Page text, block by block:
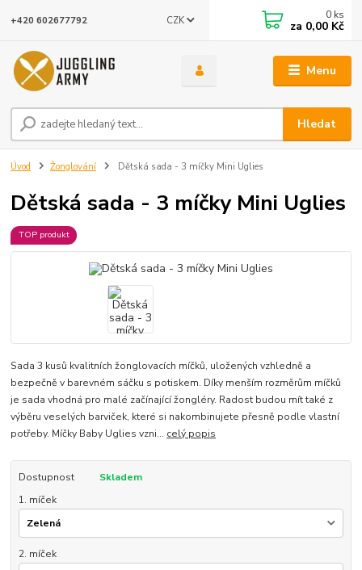
Menu
CZK
Hledat
+420 602677792 0 ks
za 0,00 Kč
Úvod Žonglování Dětská sada - 3 míčky Mini Uglies
Dětská sada - 3 míčky Mini Uglies
TOP produkt
Sada 3 kusů kvalitních žonglovacích míčků, uložených vzhledně a
bezpečně v barevném sáčku s potiskem. Díky menším rozměrům míčků
je sada vhodná pro malé začínající žongléry. Radost budou mít také z
výběru veselých barviček, které si nakombinujete přesně podle vlastní
potřeby. Míčky Baby Uglies vzni... celý popis
Dostupnost
Skladem
1. míček
2. míček